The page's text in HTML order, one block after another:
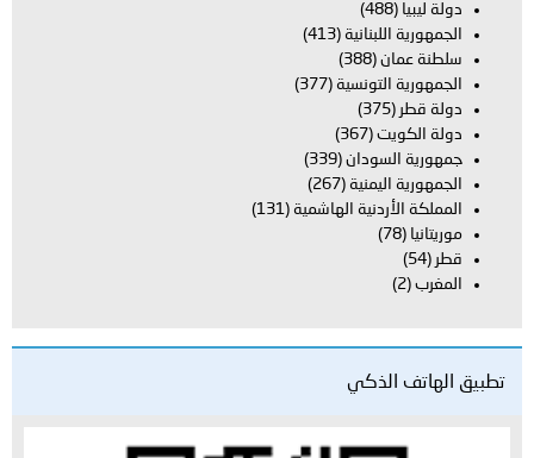
دولة ليبيا (488)
الجمهورية اللبنانية (413)
سلطنة عمان (388)
الجمهورية التونسية (377)
دولة قطر (375)
دولة الكويت (367)
جمهورية السودان (339)
الجمهورية اليمنية (267)
المملكة الأردنية الهاشمية (131)
موريتانيا (78)
قطر (54)
المغرب (2)
تطبيق الهاتف الذكي